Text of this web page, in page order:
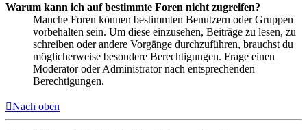
Warum kann ich auf bestimmte Foren nicht zugreifen?
Manche Foren können bestimmten Benutzern oder Gruppen
vorbehalten sein. Um diese einzusehen, Beiträge zu lesen, zu
schreiben oder andere Vorgänge durchzuführen, brauchst du
möglicherweise besondere Berechtigungen. Frage einen
Moderator oder Administrator nach entsprechenden
Berechtigungen.
Nach oben